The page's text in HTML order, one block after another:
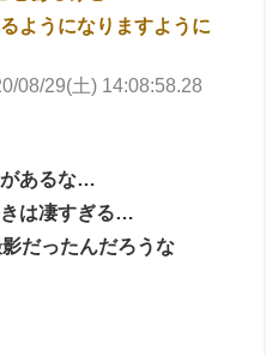
ようになりますように
08/29(土) 14:08:58.28
があるな…
は凄すぎる…
だったんだろうな